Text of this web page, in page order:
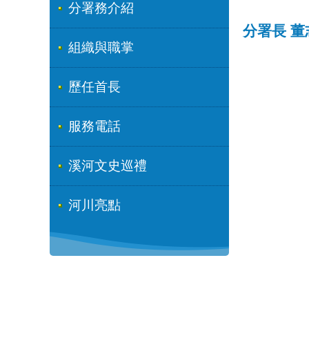
分署務介紹
組織與職掌
歷任首長
服務電話
溪河文史巡禮
河川亮點
分署長 董